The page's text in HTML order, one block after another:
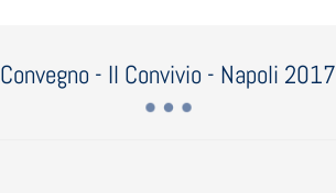
Convegno - Il Convivio - Napoli 2017